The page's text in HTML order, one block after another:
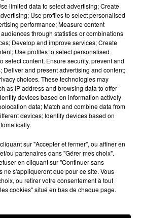
53 sec)
Cécile
sec
ÉMISSION DU
limited data to select advertising; Create
Use profiles to select personalised
performance; Measure content
through statistics or combinations
Develop and improve services; Create
Use profiles to select personalised
select content; Ensure security, prevent and
Deliver and present advertising and content;
choices. These technologies may
as IP address and browsing data to offer
devices based on information actively
data; Match and combine data from
devices; Identify devices based on
sur "Accepter et fermer", ou affiner en
ou partenaires dans "Gérer mes choix".
en cliquant sur "Continuer sans
ne s'appliqueront que pour ce site. Vous
ou retirer votre consentement à tout
cookies" situé en bas de chaque page.